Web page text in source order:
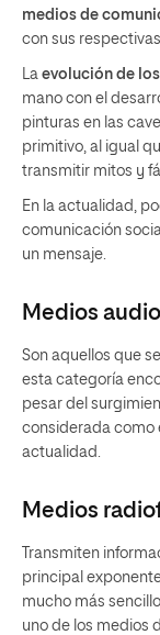
medios de
con sus
La evolución de
mano con el
pinturas en las
primitivo, al igual
transmitir mitos y
En la actualidad,
comunicación
un mensaje.
Medios
Son aquellos que
esta categoría
pesar del
considerada como
actualidad.
Medios
Transmiten
principal
mucho más
uno de los medios